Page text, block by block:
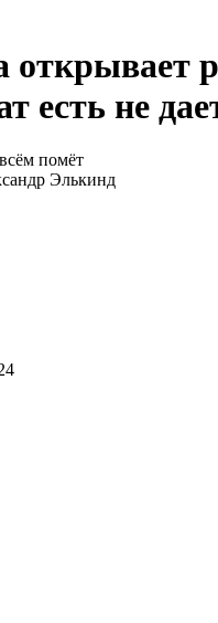
открывает
есть не
помёт
Элькинд